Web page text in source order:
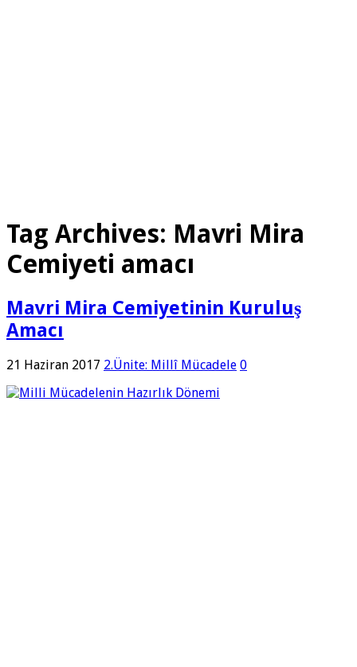
Tag Archives: Mavri Mira
Cemiyeti amacı
Mavri Mira Cemiyetinin Kuruluş
Amacı
21 Haziran 2017 2.Ünite: Millî Mücadele 0